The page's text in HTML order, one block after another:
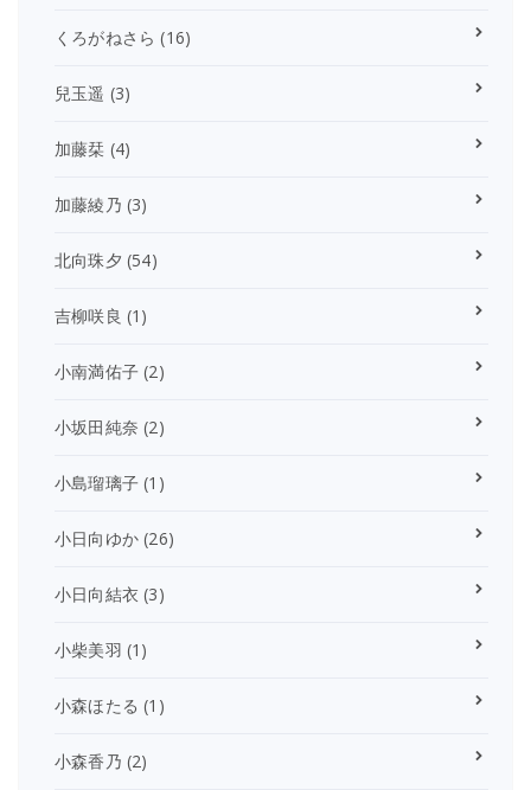
くろがねさら (16)
兒玉遥 (3)
加藤栞 (4)
加藤綾乃 (3)
北向珠夕 (54)
吉柳咲良 (1)
小南満佑子 (2)
小坂田純奈 (2)
小島瑠璃子 (1)
小日向ゆか (26)
小日向結衣 (3)
小柴美羽 (1)
小森ほたる (1)
小森香乃 (2)